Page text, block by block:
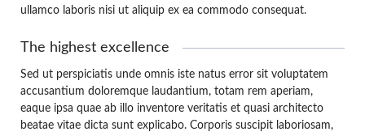
ullamco laboris nisi ut aliquip ex ea commodo consequat.
The highest excellence
Sed ut perspiciatis unde omnis iste natus error sit voluptatem
accusantium doloremque laudantium, totam rem aperiam,
eaque ipsa quae ab illo inventore veritatis et quasi architecto
beatae vitae dicta sunt explicabo. Corporis suscipit laboriosam,